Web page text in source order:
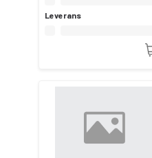
Leverans